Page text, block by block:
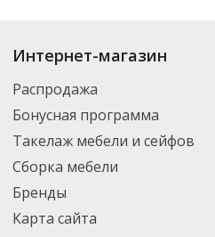
Интернет-магазин
Распродажа
Бонусная программа
Такелаж мебели и сейфов
Сборка мебели
Бренды
Карта сайта